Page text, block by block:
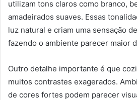
utilizam tons claros como branco,
amadeirados suaves. Essas
luz natural e criam uma sensação
fazendo o ambiente parecer maior
Outro detalhe importante é que
muitos contrastes exagerados.
de cores fortes podem parecer